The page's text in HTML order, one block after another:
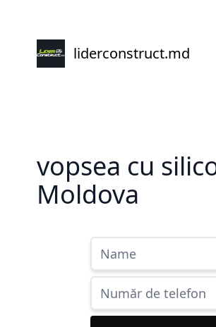
liderconstruct.md
vopsea cu
Moldova